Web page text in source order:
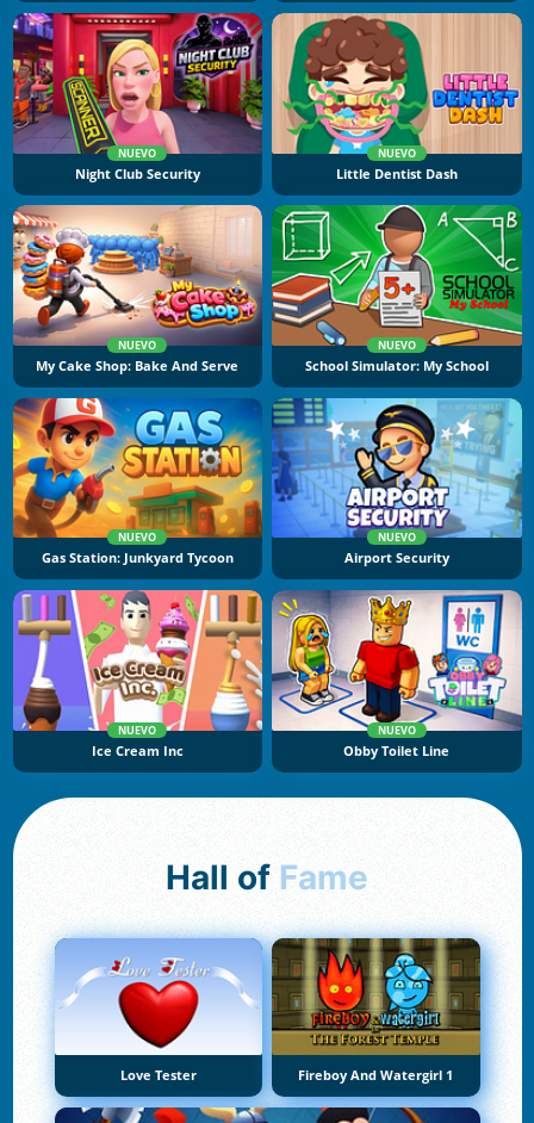
NUEVO
Night Club Security
NUEVO
Little Dentist Dash
NUEVO
My Cake Shop: Bake And Serve
NUEVO
School Simulator: My School
NUEVO
Gas Station: Junkyard Tycoon
NUEVO
Airport Security
NUEVO
Ice Cream Inc
NUEVO
Obby Toilet Line
Hall of Fame
Love Tester Fireboy And Watergirl 1